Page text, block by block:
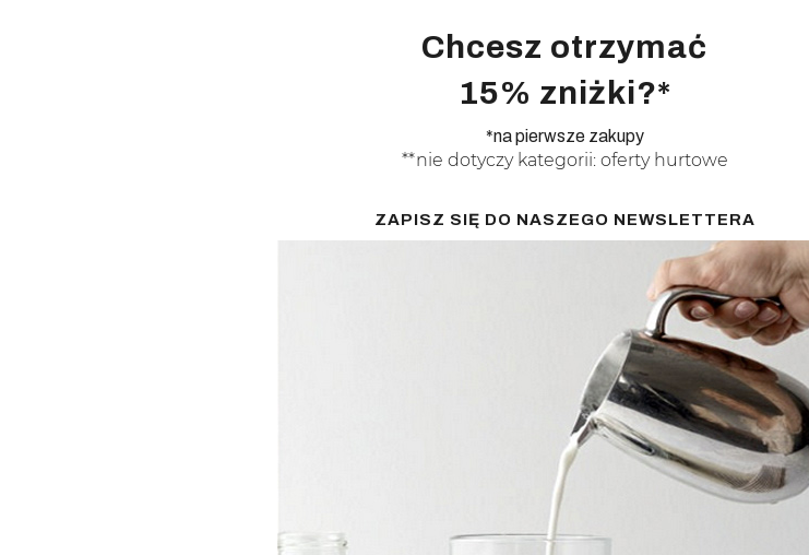
Chcesz otrzymać
15% zniżki?*
*na pierwsze zakupy
**nie dotyczy kategorii: oferty hurtowe
ZAPISZ SIĘ DO NASZEGO NEWSLETTERA